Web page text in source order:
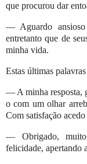
que procurou dar
— Aguardo ansioso
entretanto que de
minha vida.
Estas últimas
— A minha resposta,
o com um olhar
Com satisfação
— Obrigado,
felicidade, apertando